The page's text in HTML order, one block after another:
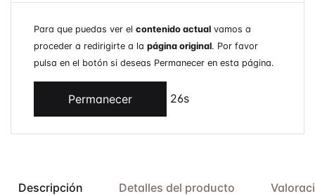
Para que puedas ver el contenido actual vamos a
proceder a redirigirte a la página original. Por favor
pulsa en el botón si deseas Permanecer en esta página.
Permanecer 26s
Descripción Detalles del producto